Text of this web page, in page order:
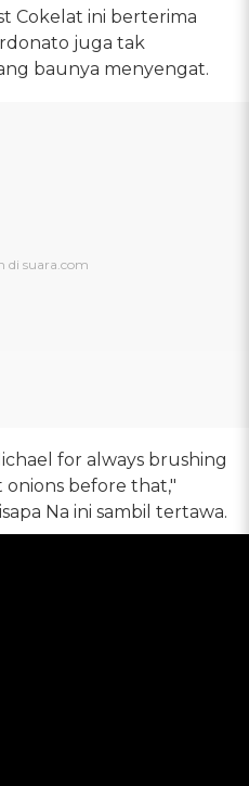
Cokelat ini berterima
juga tak
baunya menyengat.
for always brushing
before that,"
Na ini sambil tertawa.